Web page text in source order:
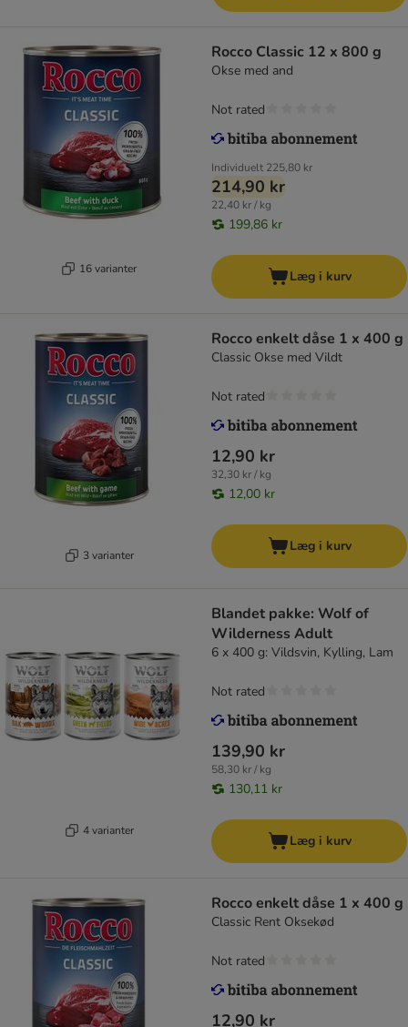
16 varianter
Rocco Classic 12 x 800 g
Okse med and
Individuelt 225,80 kr
214,90 kr
22,40 kr / kg
199,86 kr
Not rated
Læg i kurv
3 varianter
Rocco enkelt dåse 1 x 400 g
Classic Okse med Vildt
12,90 kr
32,30 kr / kg
12,00 kr
Not rated
Læg i kurv
4 varianter
Blandet pakke: Wolf of
Wilderness Adult
6 x 400 g: Vildsvin, Kylling, Lam
139,90 kr
58,30 kr / kg
130,11 kr
Not rated
Læg i kurv
Rocco enkelt dåse 1 x 400 g
Classic Rent Oksekød
12,90 kr
Not rated